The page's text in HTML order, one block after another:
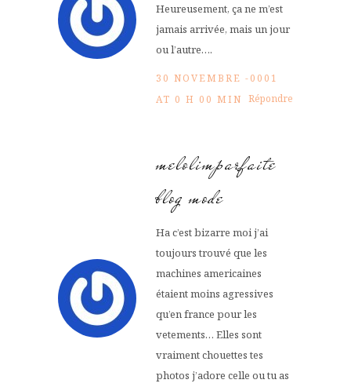
Heureusement, ça ne m’est
jamais arrivée, mais un jour
ou l’autre….
30 NOVEMBRE -0001
AT 0 H 00 MIN Répondre
melolimparfaite
blog mode
Ha c’est bizarre moi j’ai
toujours trouvé que les
machines americaines
étaient moins agressives
qu’en france pour les
vetements… Elles sont
vraiment chouettes tes
photos j’adore celle ou tu as